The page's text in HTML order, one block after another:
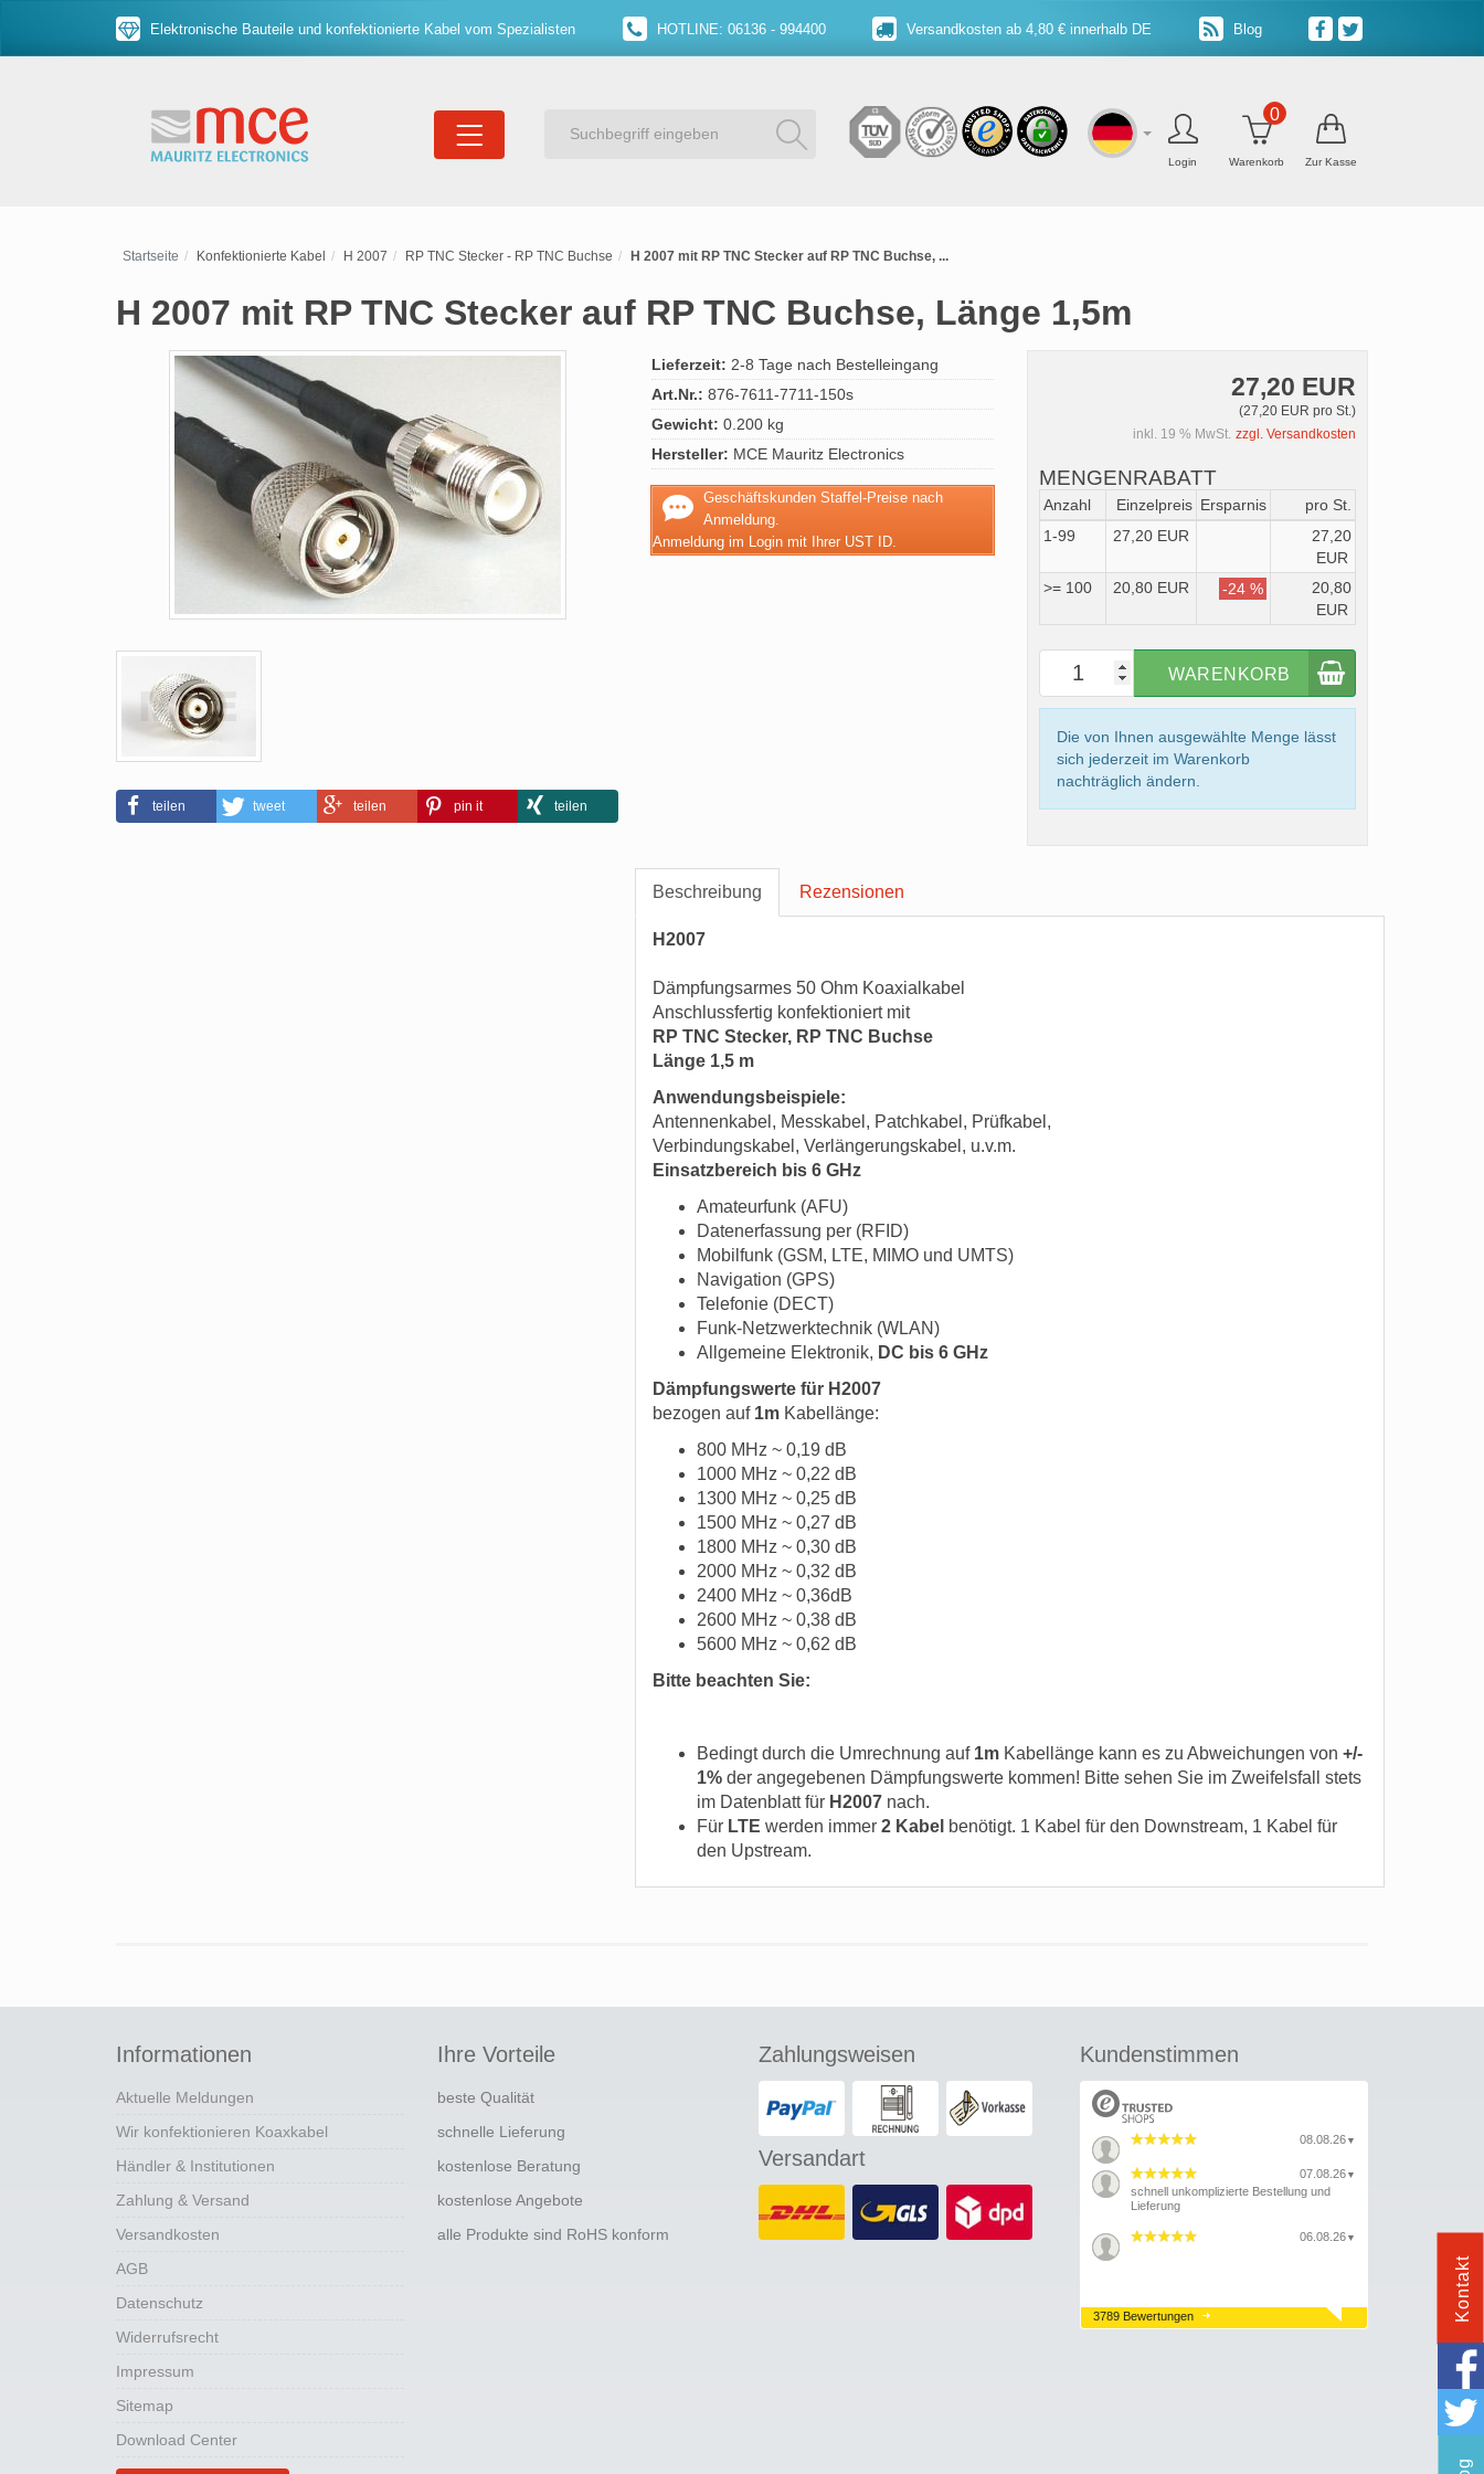
Elektronische Bauteile und konfektionierte Kabel vom Spezialisten HOTLINE: 06136 - 994400 Versandkosten ab 4,80 € innerhalb DE Blog
Login Warenkorb
0
Zur Kasse
Startseite Konfektionierte Kabel H 2007 RP TNC Stecker - RP TNC Buchse H 2007 mit RP TNC Stecker auf RP TNC Buchse, ...
H 2007 mit RP TNC Stecker auf RP TNC Buchse, Länge 1,5m
teilen tweet teilen pin it teilen
Lieferzeit: 2-8 Tage nach Bestelleingang
Art.Nr.: 876-7611-7711-150s
Gewicht: 0.200 kg
Hersteller: MCE Mauritz Electronics
Geschäftskunden Staffel-Preise nach
Anmeldung.
Anmeldung im Login mit Ihrer UST ID.
27,20 EUR
(27,20 EUR pro St.)
inkl. 19 % MwSt. zzgl. Versandkosten
MENGENRABATT
Anzahl Einzelpreis Ersparnis
pro St.
1-99
27,20 EUR
27,20
EUR
>= 100
20,80 EUR -24 %
20,80
EUR
WARENKORB
Die von Ihnen ausgewählte Menge lässt
sich jederzeit im Warenkorb
nachträglich ändern.
Beschreibung Rezensionen
H2007
Dämpfungsarmes 50 Ohm Koaxialkabel
Anschlussfertig konfektioniert mit
RP TNC Stecker, RP TNC Buchse
Länge 1,5 m
Anwendungsbeispiele:
Antennenkabel, Messkabel, Patchkabel, Prüfkabel,
Verbindungskabel, Verlängerungskabel, u.v.m.
Einsatzbereich bis 6 GHz
Amateurfunk (AFU)
Datenerfassung per (RFID)
Mobilfunk (GSM, LTE, MIMO und UMTS)
Navigation (GPS)
Telefonie (DECT)
Funk-Netzwerktechnik (WLAN)
Allgemeine Elektronik, DC bis 6 GHz
Dämpfungswerte für H2007
bezogen auf 1m Kabellänge:
800 MHz ~ 0,19 dB
1000 MHz ~ 0,22 dB
1300 MHz ~ 0,25 dB
1500 MHz ~ 0,27 dB
1800 MHz ~ 0,30 dB
2000 MHz ~ 0,32 dB
2400 MHz ~ 0,36dB
2600 MHz ~ 0,38 dB
5600 MHz ~ 0,62 dB
Bitte beachten Sie:
Bedingt durch die Umrechnung auf 1m Kabellänge kann es zu Abweichungen von +/-
1% der angegebenen Dämpfungswerte kommen! Bitte sehen Sie im Zweifelsfall stets
im Datenblatt für H2007 nach.
Für LTE werden immer 2 Kabel benötigt. 1 Kabel für den Downstream, 1 Kabel für
den Upstream.
Informationen
Aktuelle Meldungen
Wir konfektionieren Koaxkabel
Händler & Institutionen
Zahlung & Versand
Versandkosten
AGB
Datenschutz
Widerrufsrecht
Impressum
Sitemap
Download Center
Ihre Vorteile
beste Qualität
schnelle Lieferung
kostenlose Beratung
kostenlose Angebote
alle Produkte sind RoHS konform
Zahlungsweisen
Versandart
Kundenstimmen
08.08.26 ▼
07.08.26 ▼
schnell unkomplizierte Bestellung und
Lieferung
06.08.26 ▼
3789 Bewertungen Kontakt